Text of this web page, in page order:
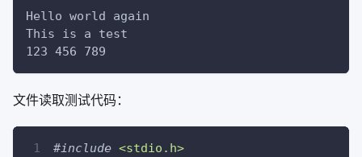
Hello world again
This is a test
123 456 789
文件读取测试代码：
#include <stdio.h>